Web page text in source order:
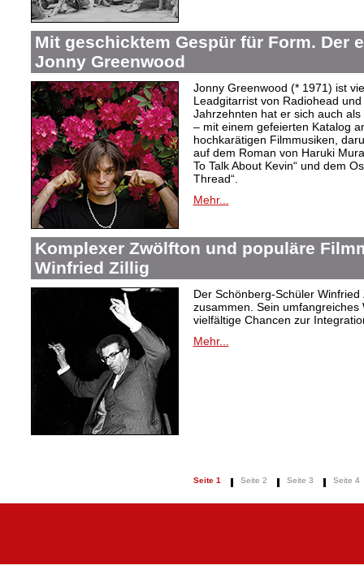
Mit geschicktem Gespür für Form. Der
Jonny Greenwood
Jonny Greenwood (* 1971) ist
Leadgitarrist von Radiohead
Jahrzehnten hat er sich auch
– mit einem gefeierten Katalog
hochkarätigen Filmmusiken,
auf dem Roman von Haruki
To Talk About Kevin“ und dem
Thread“.
Mehr...
Komplexer Zwölfton und populäre
Winfried Zillig
Der Schönberg-Schüler
zusammen. Sein
vielfältige Chancen zur
Mehr...
Seite 1 Seite 2 Seite 3 Seite 4